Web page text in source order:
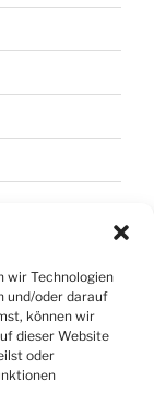
wir Technologien
und/oder darauf
können wir
dieser Website
oder